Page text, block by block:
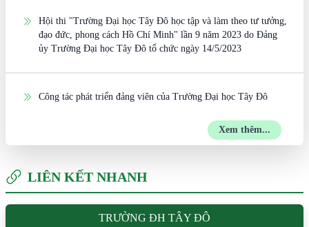
Hội thi "Trường Đại học Tây Đô học tập và làm theo tư tưởng,
đạo đức, phong cách Hồ Chí Minh" lần 9 năm 2023 do Đảng
ủy Trường Đại học Tây Đô tổ chức ngày 14/5/2023
Công tác phát triển đảng viên của Trường Đại học Tây Đô
Xem thêm...
LIÊN KẾT NHANH
TRƯỜNG ĐH TÂY ĐÔ